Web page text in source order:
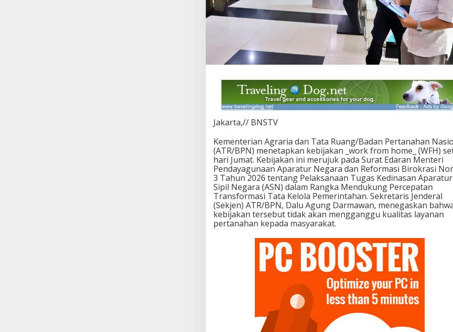
Jakarta,// BNSTV
Kementerian Agraria dan Tata Ruang/Badan Pertanahan
(ATR/BPN) menetapkan kebijakan _work from home_ (WFH)
hari Jumat. Kebijakan ini merujuk pada Surat Edaran Menteri
Pendayagunaan Aparatur Negara dan Reformasi Birokrasi
3 Tahun 2026 tentang Pelaksanaan Tugas Kedinasan Aparatur
Sipil Negara (ASN) dalam Rangka Mendukung Percepatan
Transformasi Tata Kelola Pemerintahan. Sekretaris Jenderal
(Sekjen) ATR/BPN, Dalu Agung Darmawan, menegaskan
kebijakan tersebut tidak akan mengganggu kualitas layanan
pertanahan kepada masyarakat.